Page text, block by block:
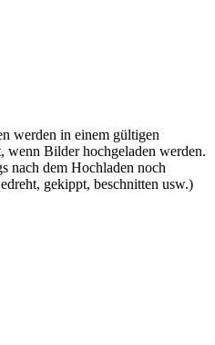
werden in einem gültigen
wenn Bilder hochgeladen werden.
nach dem Hochladen noch
gekippt, beschnitten usw.)